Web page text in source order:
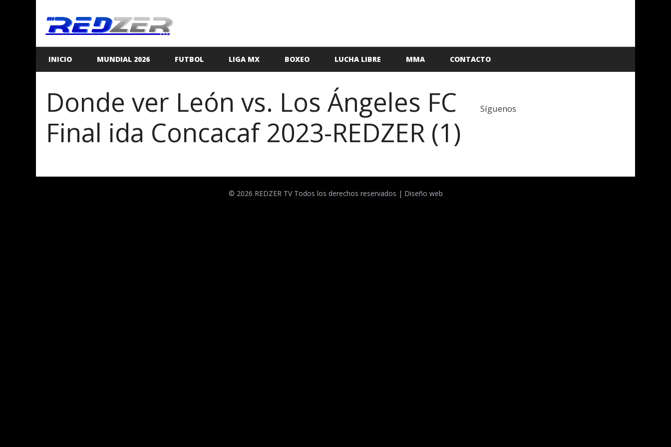
contenido
INICIO MUNDIAL 2026 FUTBOL LIGA MX BOXEO LUCHA LIBRE MMA CONTACTO
Donde ver León vs. Los Ángeles FC
Final ida Concacaf 2023-REDZER (1)
Síguenos
© 2026 REDZER TV Todos los derechos reservados | Diseño web